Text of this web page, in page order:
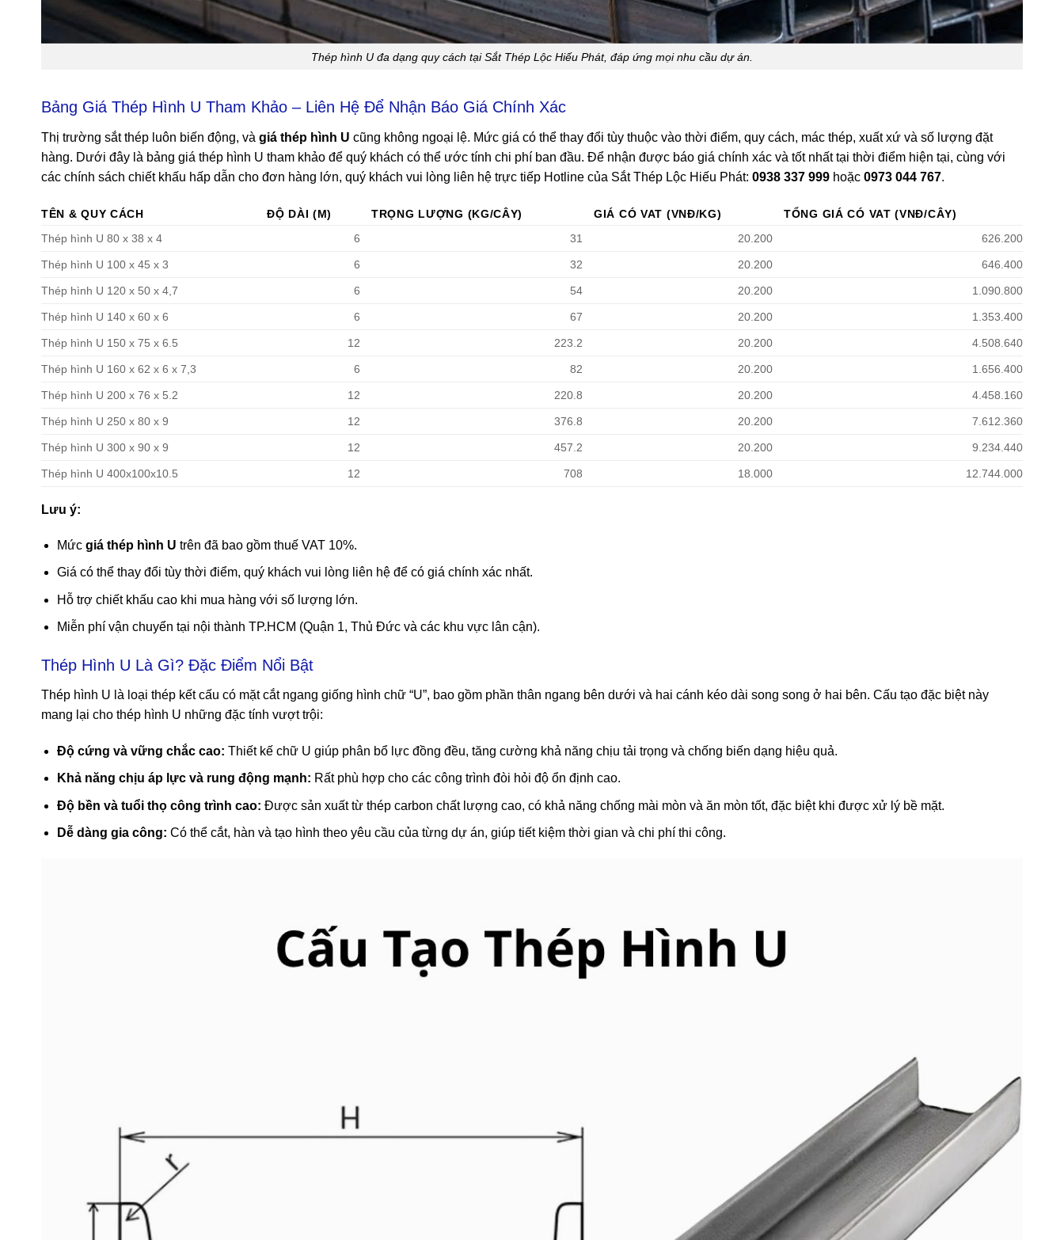
Thép hình U đa dạng quy cách tại Sắt Thép Lộc Hiếu Phát, đáp ứng mọi nhu cầu dự án.
Bảng Giá Thép Hình U Tham Khảo – Liên Hệ Để Nhận Báo Giá Chính Xác
Thị trường sắt thép luôn biến động, và giá thép hình U cũng không ngoại lệ. Mức giá có thể thay đổi tùy thuộc vào thời điểm, quy cách, mác thép, xuất xứ và số lượng đặt
hàng. Dưới đây là bảng giá thép hình U tham khảo để quý khách có thể ước tính chi phí ban đầu. Để nhận được báo giá chính xác và tốt nhất tại thời điểm hiện tại, cùng với
các chính sách chiết khấu hấp dẫn cho đơn hàng lớn, quý khách vui lòng liên hệ trực tiếp Hotline của Sắt Thép Lộc Hiếu Phát: 0938 337 999 hoặc 0973 044 767.
TÊN & QUY CÁCH ĐỘ DÀI (M) TRỌNG LƯỢNG (KG/CÂY) GIÁ CÓ VAT (VNĐ/KG)
TỔNG GIÁ CÓ VAT (VNĐ/CÂY)
Thép hình U 80 x 38 x 4
6 31 20.200 626.200
Thép hình U 100 x 45 x 3 6 32 20.200 646.400
Thép hình U 120 x 50 x 4,7 6 54 20.200 1.090.800
Thép hình U 140 x 60 x 6 6 67 20.200 1.353.400
Thép hình U 150 x 75 x 6.5 12 223.2 20.200 4.508.640
Thép hình U 160 x 62 x 6 x 7,3 6 82 20.200 1.656.400
Thép hình U 200 x 76 x 5.2 12 220.8 20.200 4.458.160
Thép hình U 250 x 80 x 9 12 376.8 20.200 7.612.360
Thép hình U 300 x 90 x 9 12 457.2 20.200 9.234.440
Thép hình U 400x100x10.5 12 708 18.000 12.744.000
Lưu ý:
Mứcgiá thép hình U trên đã bao gồm thuế VAT 10%.
Giá có thể thay đổi tùy thời điểm, quý khách vui lòng liên hệ để có giá chính xác nhất.
Hỗ trợ chiết khấu cao khi mua hàng với số lượng lớn.
Miễn phí vận chuyển tại nội thành TP.HCM (Quận 1, Thủ Đức và các khu vực lân cận).
Thép Hình U Là Gì? Đặc Điểm Nổi Bật
Thép hình U là loại thép kết cấu có mặt cắt ngang giống hình chữ “U”, bao gồm phần thân ngang bên dưới và hai cánh kéo dài song song ở hai bên. Cấu tạo đặc biệt này
mang lại cho thép hình U những đặc tính vượt trội:
Độ cứng và vững chắc cao: Thiết kế chữ U giúp phân bổ lực đồng đều, tăng cường khả năng chịu tải trọng và chống biến dạng hiệu quả.
Khả năng chịu áp lực và rung động mạnh: Rất phù hợp cho các công trình đòi hỏi độ ổn định cao.
Độ bền và tuổi thọ công trình cao: Được sản xuất từ thép carbon chất lượng cao, có khả năng chống mài mòn và ăn mòn tốt, đặc biệt khi được xử lý bề mặt.
Dễ dàng gia công: Có thể cắt, hàn và tạo hình theo yêu cầu của từng dự án, giúp tiết kiệm thời gian và chi phí thi công.